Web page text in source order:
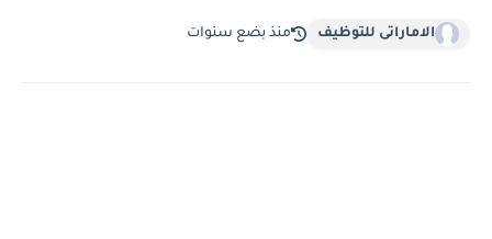
الاماراتى للتوظيف منذ بضع سنوات